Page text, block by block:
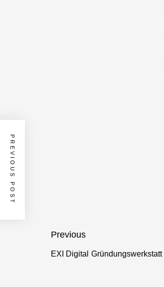
Beitragsnavigation
Previous
Previous
EXI Digital Gründungswerkstatt
PREVIOUS POST